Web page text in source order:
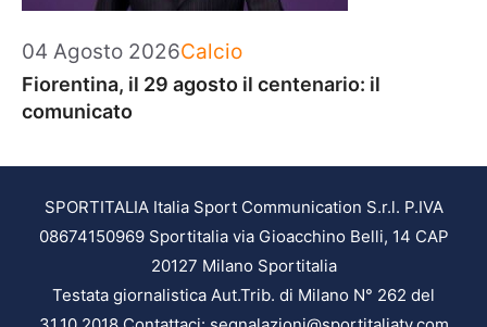
04 Agosto 2026Categorie
Calcio
Fiorentina, il 29 agosto il centenario: il
comunicato
SPORTITALIA Italia Sport Communication S.r.l. P.IVA
08674150969 Sportitalia via Gioacchino Belli, 14 CAP
20127 Milano Sportitalia
Testata giornalistica Aut.Trib. di Milano N° 262 del